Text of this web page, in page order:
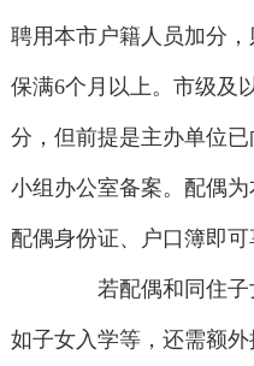
聘用本市户籍人员加分
保满6个月以上。市级及
分，但前提是主办单位
小组办公室备案。配偶
配偶身份证、户口簿即可
若配偶和同住子
如子女入学等，还需额